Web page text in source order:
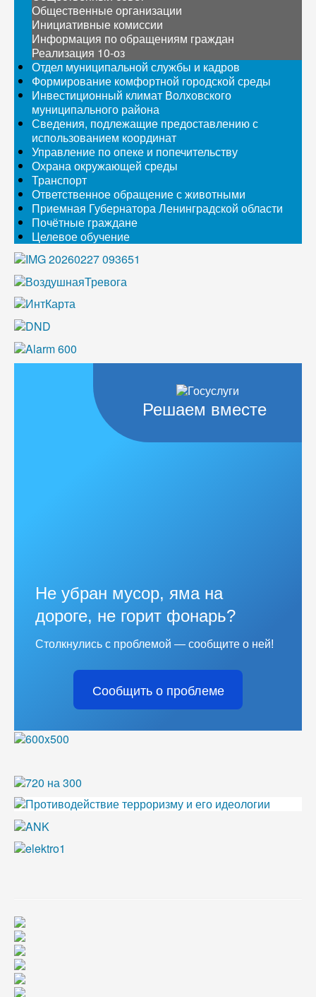
Общественные организации
Инициативные комиссии
Информация по обращениям граждан
Реализация 10-оз
Отдел муниципальной службы и кадров
Формирование комфортной городской среды
Инвестиционный климат Волховского
муниципального района
Сведения, подлежащие предоставлению с
использованием координат
Управление по опеке и попечительству
Охрана окружающей среды
Транспорт
Ответственное обращение с животными
Приемная Губернатора Ленинградской области
Почётные граждане
Целевое обучение
Решаем вместе
Не убран мусор, яма на
дороге, не горит фонарь?
Столкнулись с проблемой — сообщите о ней!
Сообщить о проблеме